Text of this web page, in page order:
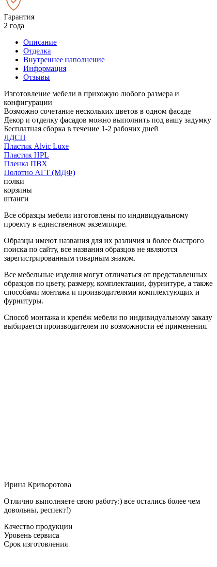
Гарантия
2 года
Описание
Отделка
Внутреннее наполнение
Информация
Отзывы
Изготовление мебели в прихожую любого размера и
конфигурации
Возможно сочетание нескольких цветов в одном фасаде
Декор и отделку фасадов можно выполнить под вашу задумку
Бесплатная сборка в течение 1-2 рабочих дней
ЛДСП
Пластик Alvic Luxe
Пластик HPL
Пленка ПВХ
Полотно АГТ (МДФ)
полки
корзины
штанги
Все образцы мебели изготовлены по индивидуальному
проекту в единственном экземпляре.
Образцы имеют названия для их различия и более быстрого
поиска по сайту, все названия образцов не являются
зарегистрированным товарным знаком.
Все мебельные изделия могут отличаться от представленных
образцов по цвету, размеру, комплектации, фурнитуре, а также
способами монтажа и производителями комплектующих и
фурнитуры.
Способ монтажа и крепёж мебели по индивидуальному заказу
выбирается производителем по возможности её применения.
Ирина Криворотова
Отлично выполняете свою работу:) все остались более чем
довольны, респект!)
Качество продукции
Уровень сервиса
Срок изготовления